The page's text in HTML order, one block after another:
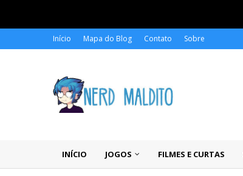
Início Mapa do Blog Contato Sobre
INÍCIO JOGOS FILMES E CURTAS